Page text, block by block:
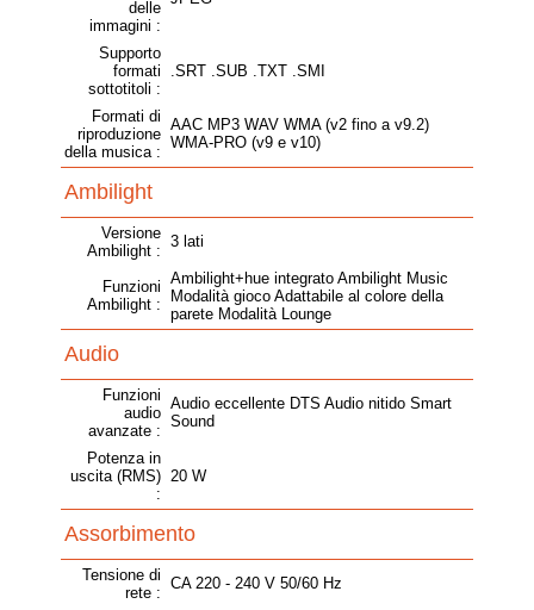
delle
immagini :
Supporto
formati
sottotitoli :
.SRT .SUB .TXT .SMI
Formati di
riproduzione
della musica :
AAC MP3 WAV WMA (v2 fino a v9.2)
WMA-PRO (v9 e v10)
Ambilight
Versione
Ambilight :
3 lati
Funzioni
Ambilight :
Ambilight+hue integrato Ambilight Music
Modalità gioco Adattabile al colore della
parete Modalità Lounge
Audio
Funzioni
audio
avanzate :
Audio eccellente DTS Audio nitido Smart
Sound
Potenza in
uscita (RMS)
:
20 W
Assorbimento
Tensione di
rete :
CA 220 - 240 V 50/60 Hz